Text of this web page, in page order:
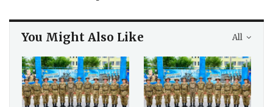
All
You Might Also Like